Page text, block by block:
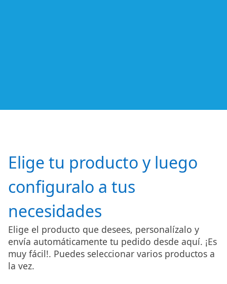
Elige tu producto y luego
configuralo a tus
necesidades
Elige el producto que desees, personalízalo y
envía automáticamente tu pedido desde aquí. ¡Es
muy fácil!. Puedes seleccionar varios productos a
la vez.